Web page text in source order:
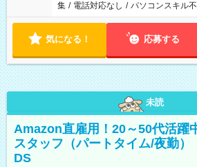
集 / 電話対応なし / パソコンスキル
気になる！ 応募する
未読
Amazon直雇用！20～50代活躍
スタッフ（パートタイム/夜勤）
DS